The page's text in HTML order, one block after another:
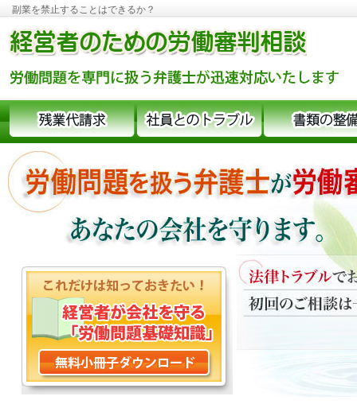
副業を禁止することはできるか？